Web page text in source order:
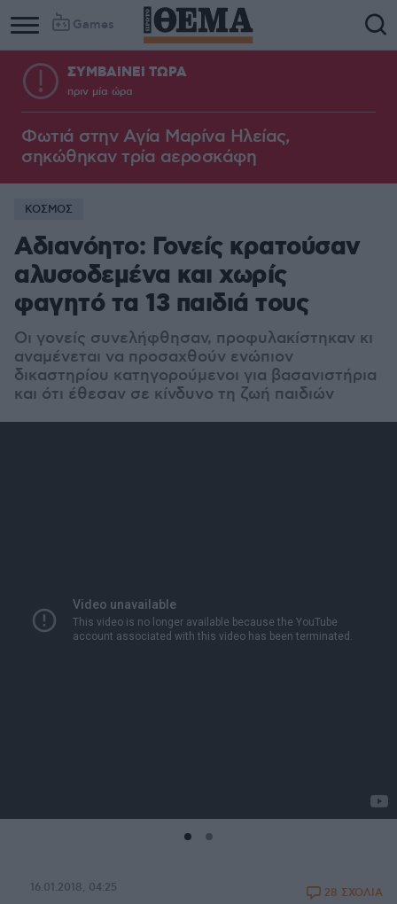
Games
ΣΥΜΒΑΙΝΕΙ ΤΩΡΑ
πριν μία ώρα
Φωτιά στην Aγία Μαρίνα Ηλείας,
σηκώθηκαν τρία αεροσκάφη
ΚΟΣΜΟΣ
Αδιανόητο: Γονείς κρατούσαν
αλυσοδεμένα και χωρίς
φαγητό τα 13 παιδιά τους
Οι γονείς συνελήφθησαν, προφυλακίστηκαν κι
αναμένεται να προσαχθούν ενώπιον
δικαστηρίου κατηγορούμενοι για βασανιστήρια
και ότι έθεσαν σε κίνδυνο τη ζωή παιδιών
16.01.2018, 04:25 28 ΣΧΟΛΙΑ